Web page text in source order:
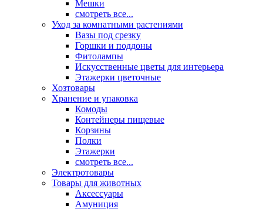
Мешки
смотреть все...
Уход за комнатными растениями
Вазы под срезку
Горшки и поддоны
Фитолампы
Искусственные цветы для интерьера
Этажерки цветочные
Хозтовары
Хранение и упаковка
Комоды
Контейнеры пищевые
Корзины
Полки
Этажерки
смотреть все...
Электротовары
Товары для животных
Аксессуары
Амуниция